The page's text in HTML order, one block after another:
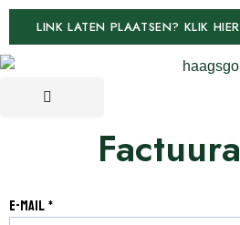
LINK LATEN PLAATSEN? KLIK
e-mail*